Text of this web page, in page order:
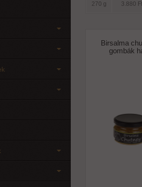
270 g 3.880 Ft
Birsalma
gombák